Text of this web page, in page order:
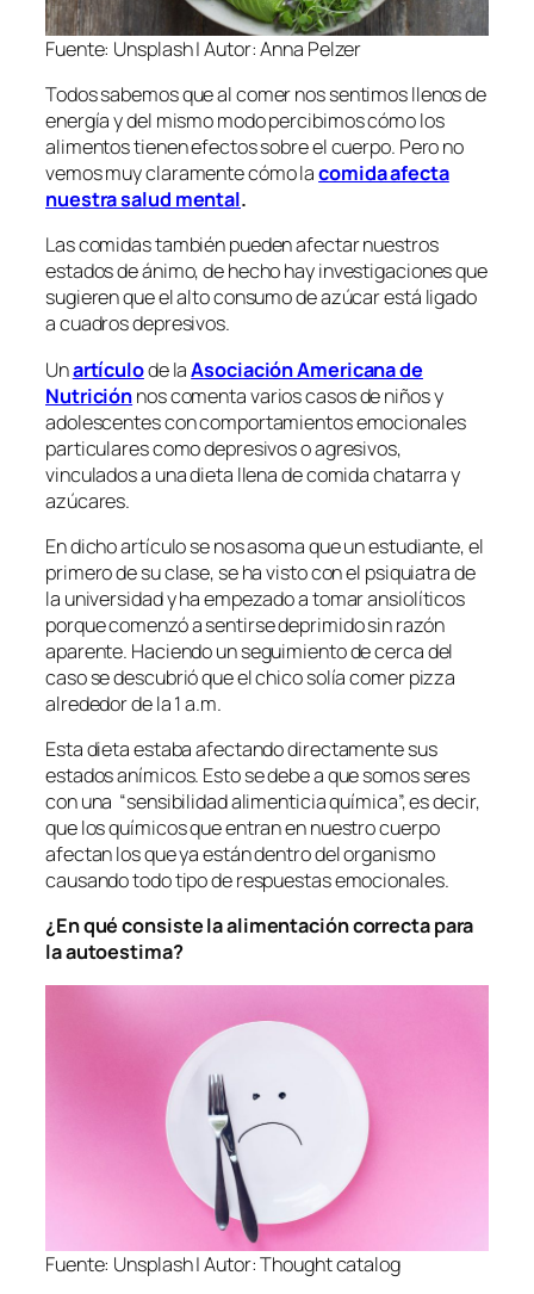
Fuente: Unsplash | Autor: Anna Pelzer
Todos sabemos que al comer nos sentimos llenos de
energía y del mismo modo percibimos cómo los
alimentos tienen efectos sobre el cuerpo. Pero no
vemos muy claramente cómo lacomida afecta
nuestra salud mental.
Las comidas también pueden afectar nuestros
estados de ánimo, de hecho hay investigaciones que
sugieren que el alto consumo de azúcar está ligado
a cuadros depresivos.
Unartículode laAsociación Americana de
Nutriciónnos comenta varios casos de niños y
adolescentes con comportamientos emocionales
particulares como depresivos o agresivos,
vinculados a una dieta llena de comida chatarra y
azúcares.
En dicho artículo se nos asoma que un estudiante, el
primero de su clase, se ha visto con el psiquiatra de
la universidad y ha empezado a tomar ansiolíticos
porque comenzó a sentirse deprimido sin razón
aparente. Haciendo un seguimiento de cerca del
caso se descubrió que el chico solía comer pizza
alrededor de la 1 a.m.
Esta dieta estaba afectando directamente sus
estados anímicos. Esto se debe a que somos seres
con una “sensibilidad alimenticia química”, es decir,
que los químicos que entran en nuestro cuerpo
afectan los que ya están dentro del organismo
causando todo tipo de respuestas emocionales.
¿En qué consiste la alimentación correcta para
la autoestima?
Fuente: Unsplash | Autor: Thought catalog